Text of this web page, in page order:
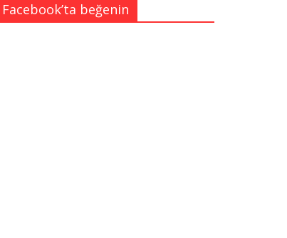
Facebook’ta beğenin